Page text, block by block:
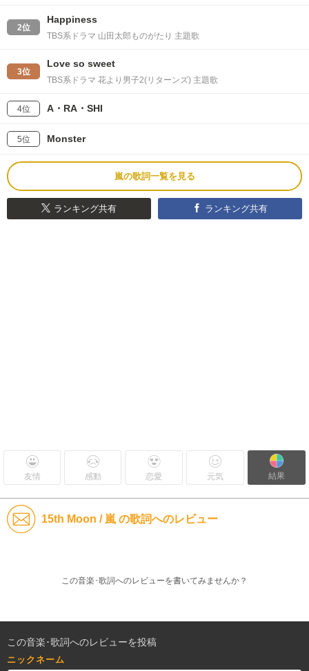
2位
Happiness
TBS系ドラマ 山田太郎ものがたり 主題歌
3位
Love so sweet
TBS系ドラマ 花より男子2(リターンズ) 主題歌
4位 A・RA・SHI
5位 Monster
嵐の歌詞一覧を見る
ランキング共有 ランキング共有
友情 感動 恋愛 元気 結果
15th Moon / 嵐 の歌詞へのレビュー
この音楽･歌詞へのレビューを書いてみませんか？
この音楽･歌詞へのレビューを投稿
ニックネーム